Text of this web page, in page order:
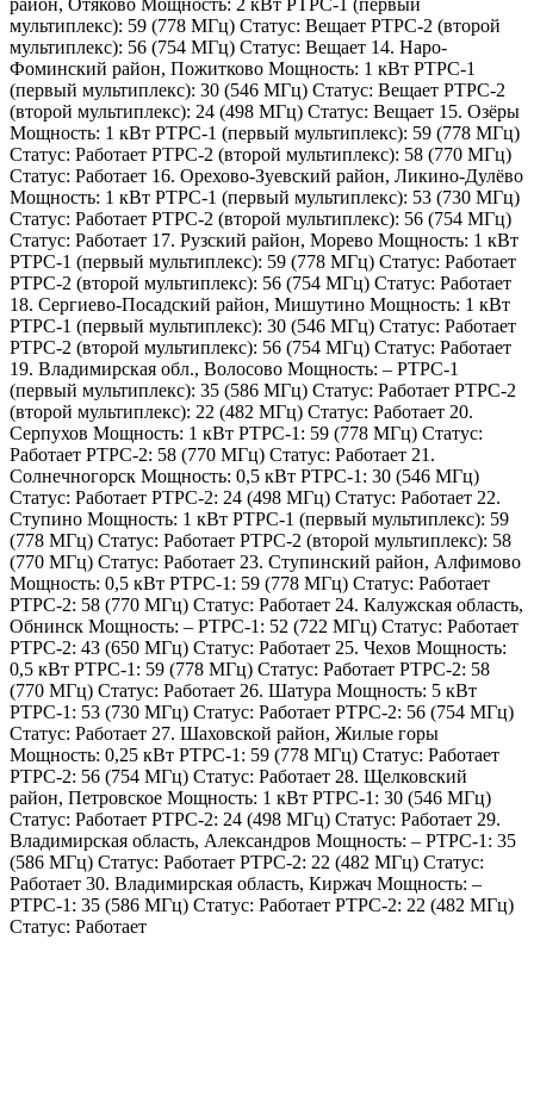
мультиплекс): 59 (778 МГц) Статус: Вещает РТРС-2 (второй
мультиплекс): 56 (754 МГц) Статус: Вещает 14. Наро-
Фоминский район, Пожитково Мощность: 1 кВт РТРС-1
(первый мультиплекс): 30 (546 МГц) Статус: Вещает РТРС-2
(второй мультиплекс): 24 (498 МГц) Статус: Вещает 15. Озёры
Мощность: 1 кВт РТРС-1 (первый мультиплекс): 59 (778 МГц)
Статус: Работает РТРС-2 (второй мультиплекс): 58 (770 МГц)
Статус: Работает 16. Орехово-Зуевский район, Ликино-Дулёво
Мощность: 1 кВт РТРС-1 (первый мультиплекс): 53 (730 МГц)
Статус: Работает РТРС-2 (второй мультиплекс): 56 (754 МГц)
Статус: Работает 17. Рузский район, Морево Мощность: 1 кВт
РТРС-1 (первый мультиплекс): 59 (778 МГц) Статус: Работает
РТРС-2 (второй мультиплекс): 56 (754 МГц) Статус: Работает
18. Сергиево-Посадский район, Мишутино Мощность: 1 кВт
РТРС-1 (первый мультиплекс): 30 (546 МГц) Статус: Работает
РТРС-2 (второй мультиплекс): 56 (754 МГц) Статус: Работает
19. Владимирская обл., Волосово Мощность: – РТРС-1
(первый мультиплекс): 35 (586 МГц) Статус: Работает РТРС-2
(второй мультиплекс): 22 (482 МГц) Статус: Работает 20.
Серпухов Мощность: 1 кВт РТРС-1: 59 (778 МГц) Статус:
Работает РТРС-2: 58 (770 МГц) Статус: Работает 21.
Солнечногорск Мощность: 0,5 кВт РТРС-1: 30 (546 МГц)
Статус: Работает РТРС-2: 24 (498 МГц) Статус: Работает 22.
Ступино Мощность: 1 кВт РТРС-1 (первый мультиплекс): 59
(778 МГц) Статус: Работает РТРС-2 (второй мультиплекс): 58
(770 МГц) Статус: Работает 23. Ступинский район, Алфимово
Мощность: 0,5 кВт РТРС-1: 59 (778 МГц) Статус: Работает
РТРС-2: 58 (770 МГц) Статус: Работает 24. Калужская область,
Обнинск Мощность: – РТРС-1: 52 (722 МГц) Статус: Работает
РТРС-2: 43 (650 МГц) Статус: Работает 25. Чехов Мощность:
0,5 кВт РТРС-1: 59 (778 МГц) Статус: Работает РТРС-2: 58
(770 МГц) Статус: Работает 26. Шатура Мощность: 5 кВт
РТРС-1: 53 (730 МГц) Статус: Работает РТРС-2: 56 (754 МГц)
Статус: Работает 27. Шаховской район, Жилые горы
Мощность: 0,25 кВт РТРС-1: 59 (778 МГц) Статус: Работает
РТРС-2: 56 (754 МГц) Статус: Работает 28. Щелковский
район, Петровское Мощность: 1 кВт РТРС-1: 30 (546 МГц)
Статус: Работает РТРС-2: 24 (498 МГц) Статус: Работает 29.
Владимирская область, Александров Мощность: – РТРС-1: 35
(586 МГц) Статус: Работает РТРС-2: 22 (482 МГц) Статус:
Работает 30. Владимирская область, Киржач Мощность: –
РТРС-1: 35 (586 МГц) Статус: Работает РТРС-2: 22 (482 МГц)
Статус: Работает